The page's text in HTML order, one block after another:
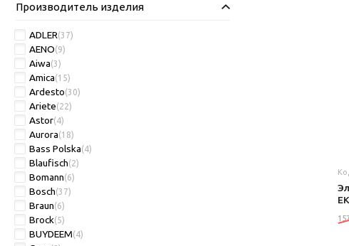
Производитель изделия
ADLER(37)
AENO(9)
Aiwa(3)
Amica(15)
Ardesto(30)
Ariete(22)
Astor(4)
Aurora(18)
Bass Polska(4)
Blaufisch(2)
Bomann(6)
Bosch(37)
Braun(6)
Brock(5)
BUYDEEM(4)